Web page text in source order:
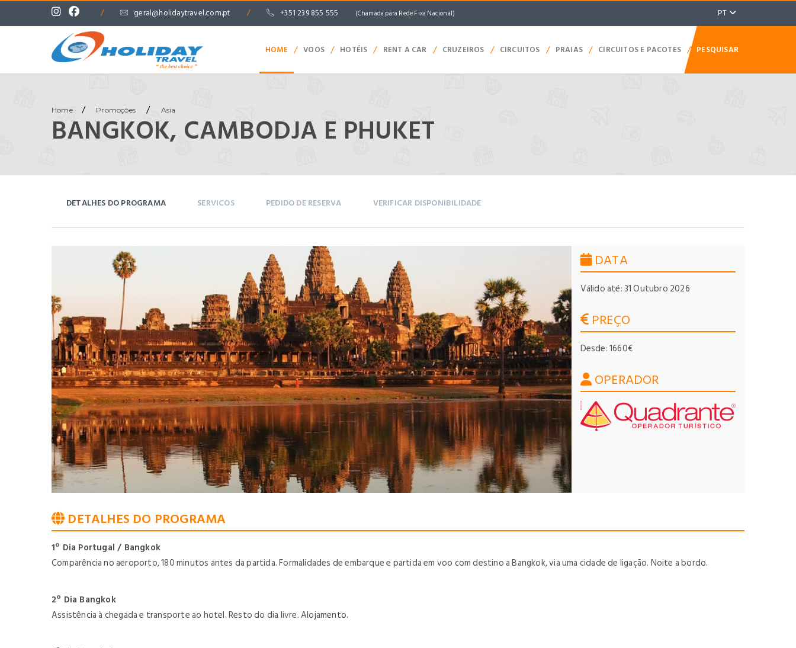
/ geral@holidaytravel.com.pt / +351 239 855 555 (Chamada para Rede Fixa Nacional) PT
HOME / VOOS / HOTÉIS / RENT A CAR / CRUZEIROS / CIRCUITOS / PRAIAS / CIRCUITOS E PACOTES / PESQUISAR
Home / Promoções / Asia
BANGKOK, CAMBODJA E PHUKET
DETALHES DO PROGRAMA SERVICOS PEDIDO DE RESERVA VERIFICAR DISPONIBILIDADE
DATA
Válido até: 31 Outubro 2026
PREÇO
Desde: 1660€
OPERADOR
DETALHES DO PROGRAMA
1º Dia Portugal / Bangkok
Comparência no aeroporto, 180 minutos antes da partida. Formalidades de embarque e partida em voo com destino a Bangkok, via uma cidade de ligação. Noite a bordo.
2º Dia Bangkok
Assistência à chegada e transporte ao hotel. Resto do dia livre. Alojamento.